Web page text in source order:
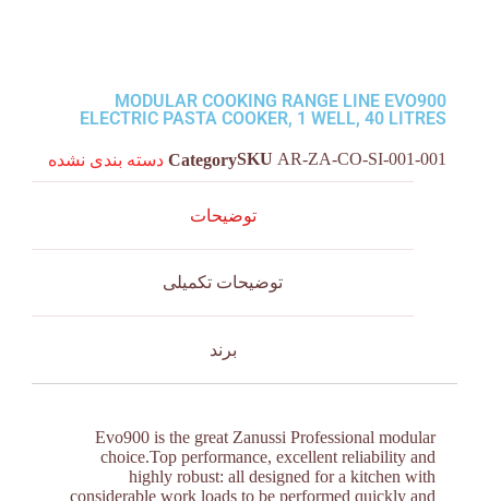
MODULAR COOKING RANGE LINE EVO900
ELECTRIC PASTA COOKER, 1 WELL, 40 LITRES
SKU AR-ZA-CO-SI-001-001
Category دسته بندی نشده
توضیحات
توضیحات تکمیلی
برند
Evo900 is the great Zanussi Professional modular
choice.Top performance, excellent reliability and
highly robust: all designed for a kitchen with
considerable work loads to be performed quickly and